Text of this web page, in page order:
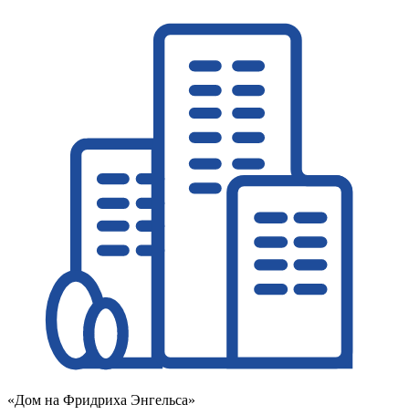
«Дом на Фридриха Энгельса»